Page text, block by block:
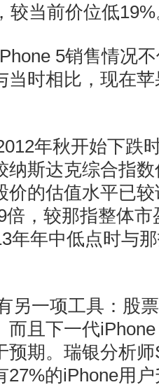
较当前价位低
5销售情况
当时相比，现在
年秋开始下跌
纳斯达克综合指
价的估值水平已
，较那指整体
年年中低点时与
另一项工具：股
而且下一代
预期。瑞银分析
27%的iPhone用